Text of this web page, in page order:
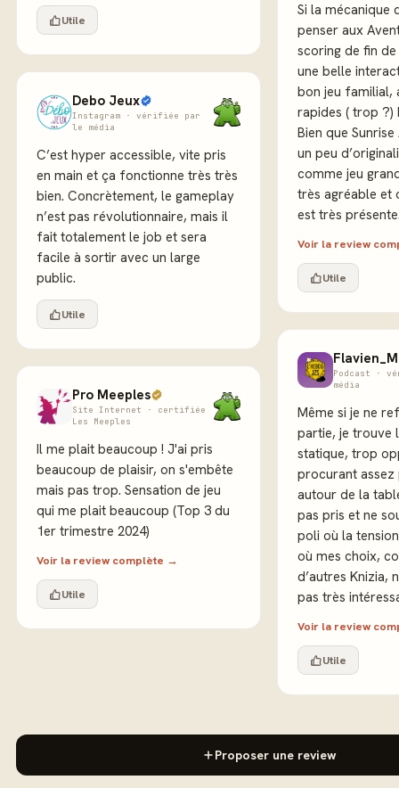
Utile
Debo Jeux
Instagram · vérifiée par
le média
C’est hyper accessible, vite pris
en main et ça fonctionne très très
bien. Concrètement, le gameplay
n’est pas révolutionnaire, mais il
fait totalement le job et sera
facile à sortir avec un large
public.
Utile
Pro Meeples
Site Internet · certifiée
Les Meeples
Il me plait beaucoup ! J'ai pris
beaucoup de plaisir, on s'embête
mais pas trop. Sensation de jeu
qui me plait beaucoup (Top 3 du
1er trimestre 2024)
Voir la review complète →
Utile
Si la mécanique
penser aux
scoring de fin
une belle
bon jeu familial,
rapides ( trop ?)
Bien que
un peu
comme jeu
très agréable et
est très
Voir la review
Utile
Flavien_M
Podcast ·
média
Même si je ne
partie, je trouve
statique, trop
procurant assez
autour de la table. La sauce
pas pris et ne
poli où la
où mes choix,
d’autres Knizia,
pas très
Voir la review
Utile
Proposer une review